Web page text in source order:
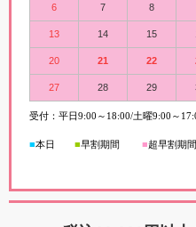
6 7 8
13 14 15
20 21 22
27 28 29
受付：平日9:00 ～ 18:00/土曜9:00 ～
■本日 ■早割期間 ■超早割期